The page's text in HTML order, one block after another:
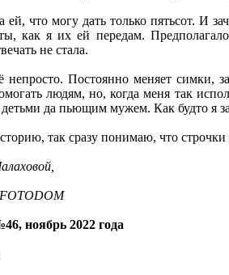
ей, что могу дать только пятьсот. И
как я их ей передам.
не стала.
непросто. Постоянно меняет симки,
людям, но, когда меня так
да пьющим мужем. Как будто я
так сразу понимаю, что
ноябрь 2022 года